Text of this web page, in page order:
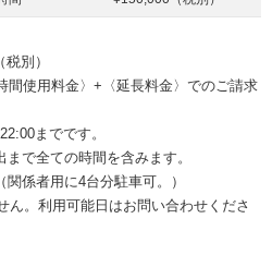
別）
使用料金〉+〈延長料金〉でのご請求
までです。
で全ての時間を含みます。
係者用に4台分駐車可。）
。利用可能日はお問い合わせくださ